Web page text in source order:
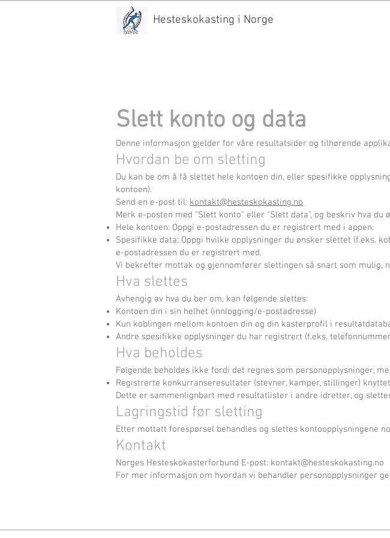
Hesteskokasting i Norge
Slett konto og data
Denne informasjon gjelder for våre resultatsider og tilhørende
Hvordan be om sletting
Du kan be om å få slettet hele kontoen din, eller spesifikke
kontoen).
Send en e-post til: kontakt@hesteskokasting.no
Merk e-posten med "Slett konto" eller "Slett data", og beskriv hva du
Hele kontoen: Oppgi e-postadressen du er registrert med i appen.
Spesifikke data: Oppgi hvilke opplysninger du ønsker slettet (f.eks.
e-postadressen du er registrert med.
Vi bekrefter mottak og gjennomfører slettingen så snart som mulig,
Hva slettes
Avhengig av hva du ber om, kan følgende slettes:
Kontoen din i sin helhet (innlogging/e-postadresse)
Kun koblingen mellom kontoen din og din kasterprofil i
Andre spesifikke opplysninger du har registrert (f.eks.
Hva beholdes
Følgende beholdes ikke fordi det regnes som personopplysninger,
Registrerte konkurranseresultater (stevner, kamper, stillinger)
Dette er sammenlignbart med resultatlister i andre idretter, og
Lagringstid før sletting
Etter mottatt forespørsel behandles og slettes kontoopplysningene
Kontakt
Norges Hesteskokasterforbund E-post: kontakt@hesteskokasting.no
For mer informasjon om hvordan vi behandler personopplysninger